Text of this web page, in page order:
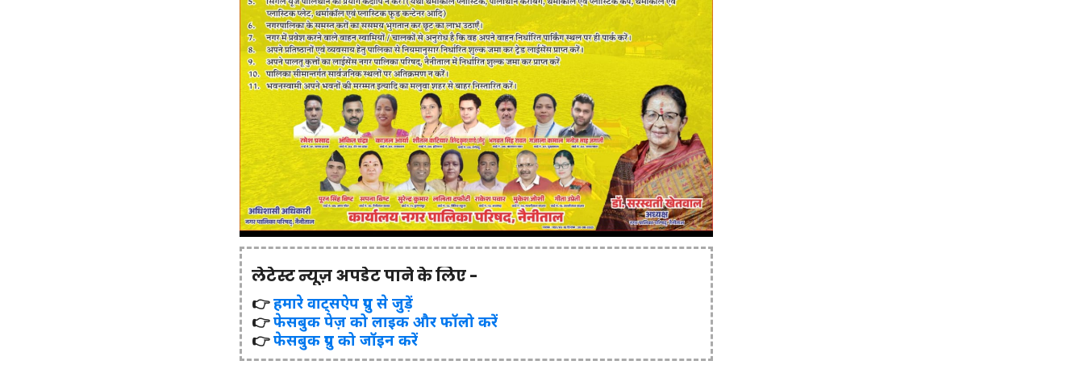
लेटेस्ट न्यूज़ अपडेट पाने के लिए -
👉हमारे वाट्सऐप ग्रुप से जुड़ें
👉फेसबुक पेज़ को लाइक और फॉलो करें
👉फेसबुक ग्रुप को जॉइन करें